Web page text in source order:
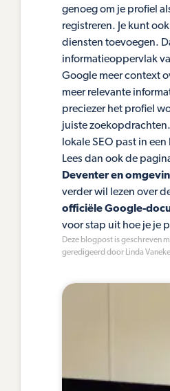
genoeg om je profiel
registreren. Je kunt
diensten toevoegen.
informatieoppervlak
Google meer context
meer relevante
preciezer het profiel
juiste
lokale SEO past in
Lees dan ook de
Deventer en
verder wil lezen over
officiële Google-
voor stap uit hoe je je
Deze blogpost is geschreven
geredigeerd door Linda